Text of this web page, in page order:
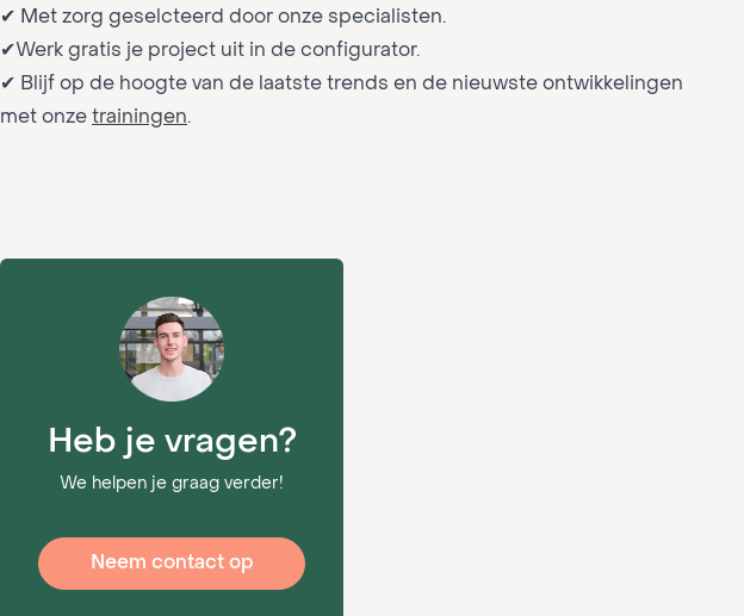
✔ Met zorg geselcteerd door onze specialisten.
✔Werk gratis je project uit in de configurator.
✔ Blijf op de hoogte van de laatste trends en de nieuwste ontwikkelingen
met onze trainingen.
Heb je vragen?
We helpen je graag verder!
Neem contact op